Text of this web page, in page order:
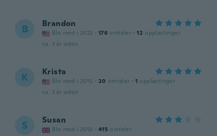
B Brandon
Ble med i 2022 · 176 omtaler · 12 opplastinger
ca. 3 år siden
K Krista
Ble med i 2015 · 20 omtaler · 1 opplastinger
ca. 3 år siden
S Susan
Ble med i 2018 · 415 omtaler